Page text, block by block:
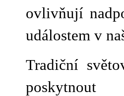
ovlivňují
událostem v
Tradiční